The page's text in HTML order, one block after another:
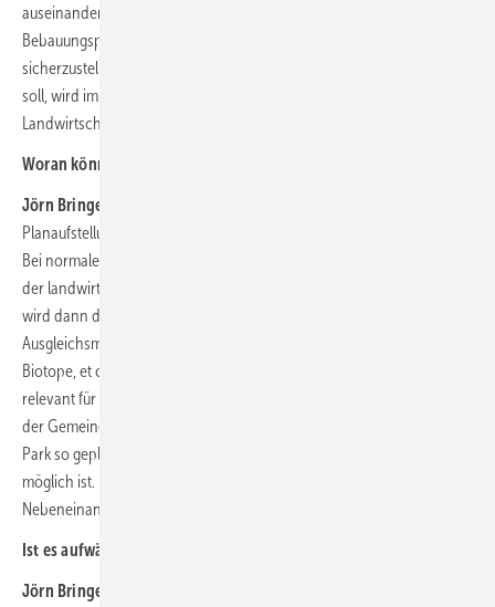
auseinandersetzen, in deren Gebiet ich das Vorhaben plane. Ein
Bebauungsplan muss aufgestellt werden. Ohne den geht es nicht. Um
sicherzustellen, dass die weitere Nutzung auch so funktioniert, wie sie
soll, wird im Rahmen der Bauleitplanung das Nebeneinander von
Landwirtschaft und PV nachvollziehbar dargestellt.
Woran könnte es hapern?
Jörn Bringewat:
Planaufstellung lege ich fest, was mit der Gemeinde vor Ort passiert.
Bei normalen PV-Freiflächen wird der gesamte PV-Parkbereich aus
der landwirtschaftlichen Nutzung herausgenommen. In der Regel
wird dann der ganze Parkbereich gleichzeitig für
Ausgleichsmaßnahmen genutzt. Da werden Grüngürtel angelegt, PV-
Biotope, et cetera. Das funktioniert bei Agri-PV nicht mehr. Das ist
relevant für die Planungsumsetzung, weil es das Planungsermessen
der Gemeinde betrifft. Wenn sie sich dafür entscheidet, muss der PV-
Park so geplant werden, dass gleichzeitig landwirtschaftliche Nutzung
möglich ist. Dafür muss die Gemeinde erstmal klarstellen, dass sie das
Nebeneinander von Landwirtschaft und PV aufrechterhalten will.
Ist es aufwändiger, Agri-PV zu planen?
Jörn Bringewat: